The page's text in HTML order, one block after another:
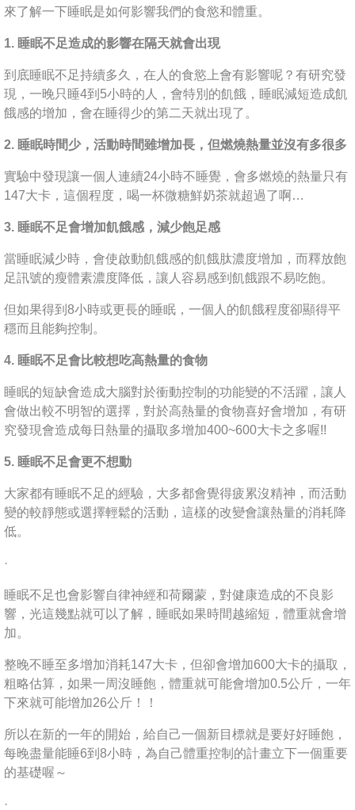
來了解一下睡眠是如何影響我們的食慾和體重。
1. 睡眠不足造成的影響在隔天就會出現
到底睡眠不足持續多久，在人的食慾上會有影響呢？有研究發
現，一晚只睡4到5小時的人，會特別的飢餓，睡眠減短造成飢
餓感的增加，會在睡得少的第二天就出現了。
2. 睡眠時間少，活動時間雖增加長，但燃燒熱量並沒有多很多
實驗中發現讓一個人連續24小時不睡覺，會多燃燒的熱量只有
147大卡，這個程度，喝一杯微糖鮮奶茶就超過了啊…
3. 睡眠不足會增加飢餓感，減少飽足感
當睡眠減少時，會使啟動飢餓感的飢餓肽濃度增加，而釋放飽
足訊號的瘦體素濃度降低，讓人容易感到飢餓跟不易吃飽。
但如果得到8小時或更長的睡眠，一個人的飢餓程度卻顯得平
穩而且能夠控制。
4. 睡眠不足會比較想吃高熱量的食物
睡眠的短缺會造成大腦對於衝動控制的功能變的不活躍，讓人
會做出較不明智的選擇，對於高熱量的食物喜好會增加，有研
究發現會造成每日熱量的攝取多增加400~600大卡之多喔!!
5. 睡眠不足會更不想動
大家都有睡眠不足的經驗，大多都會覺得疲累沒精神，而活動
變的較靜態或選擇輕鬆的活動，這樣的改變會讓熱量的消耗降
低。
·
睡眠不足也會影響自律神經和荷爾蒙，對健康造成的不良影
響，光這幾點就可以了解，睡眠如果時間越縮短，體重就會增
加。
整晚不睡至多增加消耗147大卡，但卻會增加600大卡的攝取，
粗略估算，如果一周沒睡飽，體重就可能會增加0.5公斤，一年
下來就可能增加26公斤！！
所以在新的一年的開始，給自己一個新目標就是要好好睡飽，
每晚盡量能睡6到8小時，為自己體重控制的計畫立下一個重要
的基礎喔～
·